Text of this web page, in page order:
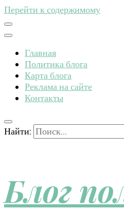
Перейти к содержимому
Главная
Политика блога
Карта блога
Реклама на сайте
Контакты
Найти:
Блог